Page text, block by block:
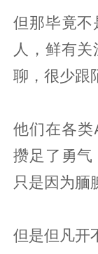
但那毕竟不
人，鲜有
聊，很少跟
他们在各类
攒足了勇气
只是因为腼
但是但凡开